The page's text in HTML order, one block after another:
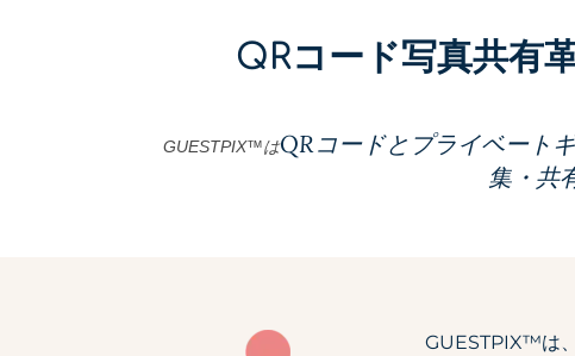
QRコード写真共有
GUESTPIX™はQRコードとプライベート
集・共
GUESTPIX™は